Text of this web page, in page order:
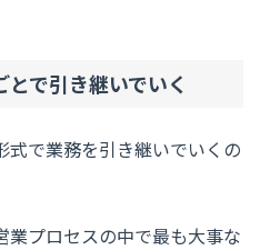
で引き継いでいく
式で業務を引き継いでいくの
プロセスの中で最も大事な